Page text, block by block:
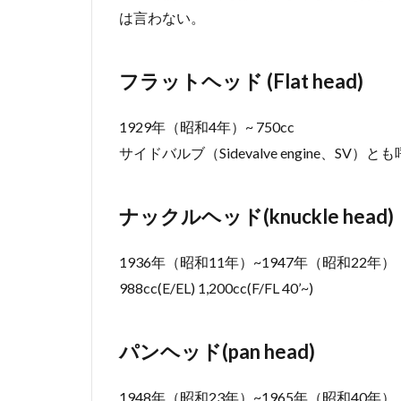
は言わない。
フラットヘッド (Flat head)
1929年（昭和4年）~ 750cc
サイドバルブ（Sidevalve engine、SV）とも
ナックルヘッド(knuckle head)
1936年（昭和11年）~1947年（昭和22年）
988cc(E/EL) 1,200cc(F/FL 40’~)
パンヘッド(pan head)
1948年（昭和23年）~1965年（昭和40年）